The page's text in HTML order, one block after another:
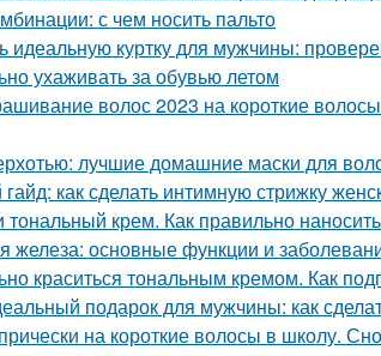
с чем носить пальто
идеальную куртку для мужчины:
ухаживать за обувью летом
волос 2023 на короткие
лучшие домашние маски для
как сделать интимную стрижку
тональный крем. Как правильно
железа: основные функции и
краситься тональным кремом. Как
подарок для мужчины: как
на короткие волосы в школу.